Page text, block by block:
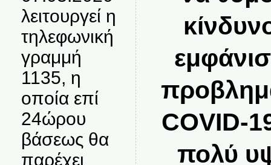
λειτουργεί η
τηλεφωνική
γραμμή
1135, η
οποία επί
24ώρου
βάσεως θα
παρέχει
COVID-
πολύ